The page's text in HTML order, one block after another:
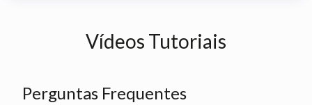
Vídeos Tutoriais
Perguntas Frequentes